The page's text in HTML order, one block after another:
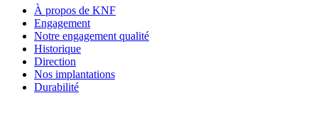
À propos de KNF
Engagement
Notre engagement qualité
Historique
Direction
Nos implantations
Durabilité